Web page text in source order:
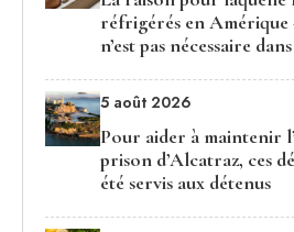
réfrigérés en
n’est pas nécessaire
5 août 2026
Pour aider à maintenir
prison d’Alcatraz, ces
été servis aux détenus